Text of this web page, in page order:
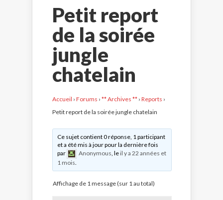
Petit report
de la soirée
jungle
chatelain
Accueil › Forums › ** Archives ** › Reports ›
Petit report de la soirée jungle chatelain
Ce sujet contient 0 réponse, 1 participant
et a été mis à jour pour la dernière fois
par
Anonymous , leil y a 22 années et
1 mois
Affichage de 1 message (sur 1 au total)